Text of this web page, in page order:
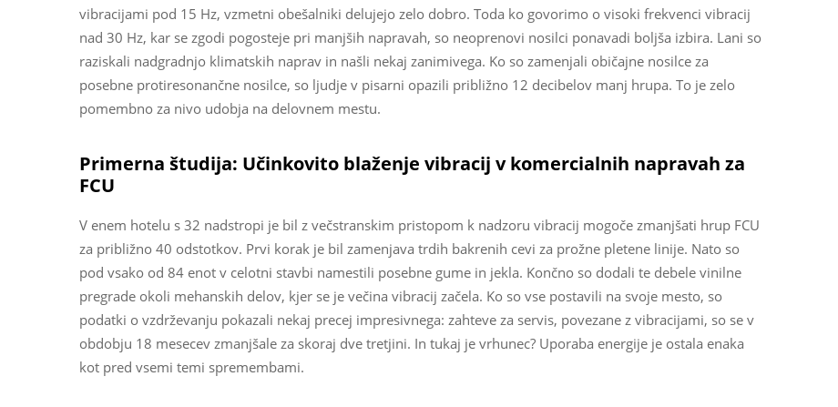
vibracijami pod 15 Hz, vzmetni obešalniki delujejo zelo dobro. Toda ko govorimo o visoki frekvenci vibracij
nad 30 Hz, kar se zgodi pogosteje pri manjših napravah, so neoprenovi nosilci ponavadi boljša izbira. Lani so
raziskali nadgradnjo klimatskih naprav in našli nekaj zanimivega. Ko so zamenjali običajne nosilce za
posebne protiresonančne nosilce, so ljudje v pisarni opazili približno 12 decibelov manj hrupa. To je zelo
pomembno za nivo udobja na delovnem mestu.
Primerna študija: Učinkovito blaženje vibracij v komercialnih napravah za
FCU
V enem hotelu s 32 nadstropi je bil z večstranskim pristopom k nadzoru vibracij mogoče zmanjšati hrup FCU
za približno 40 odstotkov. Prvi korak je bil zamenjava trdih bakrenih cevi za prožne pletene linije. Nato so
pod vsako od 84 enot v celotni stavbi namestili posebne gume in jekla. Končno so dodali te debele vinilne
pregrade okoli mehanskih delov, kjer se je večina vibracij začela. Ko so vse postavili na svoje mesto, so
podatki o vzdrževanju pokazali nekaj precej impresivnega: zahteve za servis, povezane z vibracijami, so se v
obdobju 18 mesecev zmanjšale za skoraj dve tretjini. In tukaj je vrhunec? Uporaba energije je ostala enaka
kot pred vsemi temi spremembami.